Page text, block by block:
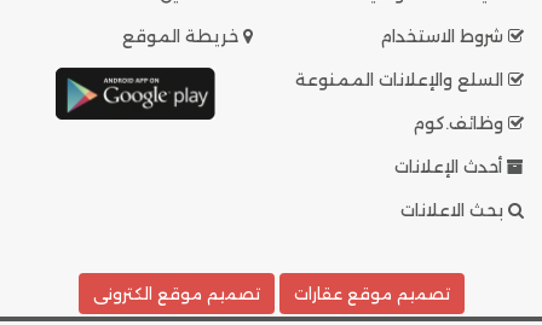
شروط الاستخدام
السلع والإعلانات الممنوعة
وظائف.كوم
أحدث الإعلانات
بحث الاعلانات
خريطة الموقع
تصميم موقع عقارات تصميم موقع الكترونى